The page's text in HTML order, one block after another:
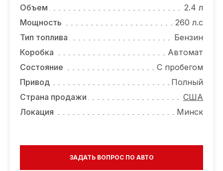
КОНТАКТЫ
Объем
2.4 л
Мощность
260 л.с
Тип топлива
Бензин
Коробка
Автомат
Состояние
С пробегом
Привод
Полный
Страна продажи
США
Локация
Минск
ЗАДАТЬ ВОПРОС ПО АВТО